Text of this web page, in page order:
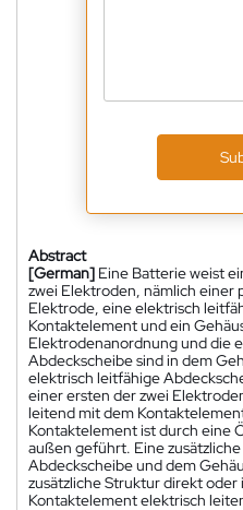
Abstract
[German] Eine Batterie weist
zwei Elektroden, nämlich einer
Elektrode, eine elektrisch
Kontaktelement und ein
Elektrodenanordnung und die
Abdeckscheibe sind in dem
elektrisch leitfähige
einer ersten der zwei
leitend mit dem
Kontaktelement ist durch eine
außen geführt. Eine
Abdeckscheibe und dem
zusätzliche Struktur direkt
Kontaktelement elektrisch